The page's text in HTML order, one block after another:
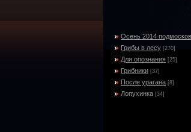
Осень 2014
Грибы в лесу [270]
Для опознания [25]
Грибники [37]
После урагана [8]
Лопухинка [34]